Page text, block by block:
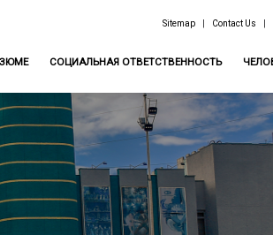
Sitemap Contact Us
СОЦИАЛЬНАЯ ОТВЕТСТВЕННОСТЬ